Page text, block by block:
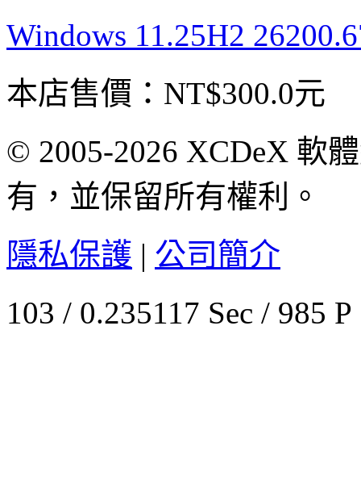
Windows 11.25H2
本店售價： NT$300.0元
© 2005-2026 XCDeX 軟
有，並保留所有權利。
隱私保護 | 公司簡介
103 / 0.235117 Sec / 985